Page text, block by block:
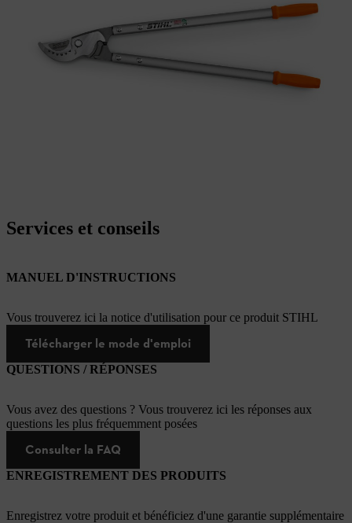
Services et conseils
MANUEL D'INSTRUCTIONS
Vous trouverez ici la notice d'utilisation pour ce produit STIHL
Télécharger le mode d'emploi
QUESTIONS / RÉPONSES
Vous avez des questions ? Vous trouverez ici les réponses aux
questions les plus fréquemment posées
Consulter la FAQ
ENREGISTREMENT DES PRODUITS
Enregistrez votre produit et bénéficiez d'une garantie supplémentaire